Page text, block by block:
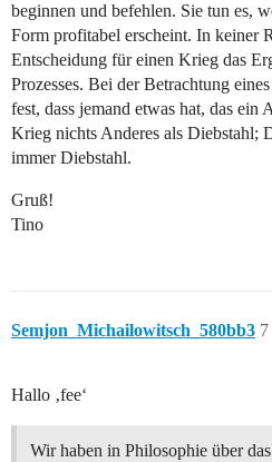
beginnen und befehlen. Sie tun es,
Form profitabel erscheint. In keiner
Entscheidung für einen Krieg das
Prozesses. Bei der Betrachtung
fest, dass jemand etwas hat, das
Krieg nichts Anderes als Diebstahl;
immer Diebstahl.
Gruß!
Tino
Semjon_Michailowitsch_580bb3 7
Hallo ‚fee‘
Wir haben in Philosophie über